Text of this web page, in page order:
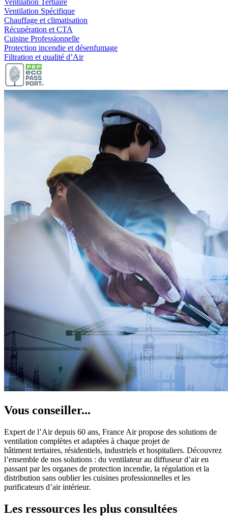
Ventilation Spécifique
Chauffage et climatisation
Récupération et CTA
Cuisine Professionnelle
Protection incendie et désenfumage
Filtration et qualité d’Air
Vous conseiller...
Expert de l’Air depuis 60 ans, France Air propose des solutions de
ventilation complètes et adaptées à chaque projet de
bâtiment tertiaires, résidentiels, industriels et hospitaliers. Découvrez
l’ensemble de nos solutions : du ventilateur au diffuseur d’air en
passant par les organes de protection incendie, la régulation et la
distribution sans oublier les cuisines professionnelles et les
purificateurs d’air intérieur.
Les ressources les plus consultées